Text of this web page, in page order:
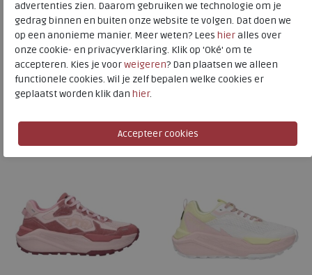
Naar allesneakers / veterschoenen
Naar alleExtra4 sneakers / veterschoenen
advertenties zien. Daarom gebruiken we technologie om je
gedrag binnen en buiten onze website te volgen. Dat doen we
op een anonieme manier. Meer weten? Lees hieralles over
onze cookie- en privacyverklaring. Klik op 'Oké' om te
accepteren. Kies je voorweigeren? Dan plaatsen we alleen
functionele cookies. Wil je zelf bepalen welke cookies er
geplaatst worden klik dan hier.